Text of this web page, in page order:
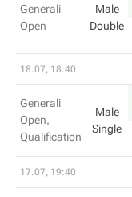
Generali
Open
Male
Double
18.07, 18:40
Generali
Open,
Qualification
Male
Single
17.07, 19:40